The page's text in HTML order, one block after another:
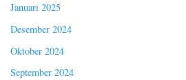
Januari 2025
Desember 2024
Oktober 2024
September 2024